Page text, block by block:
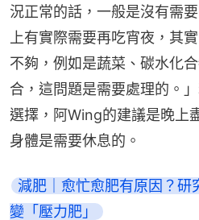
況正常的話，一般是沒有需
上有實際需要再吃宵夜，其
不夠，例如是蔬菜、碳水化
合，這問題是需要處理的。
選擇，阿Wing的建議是晚上
身體是需要休息的。
減肥｜愈忙愈肥有原因？研
變「壓力肥」